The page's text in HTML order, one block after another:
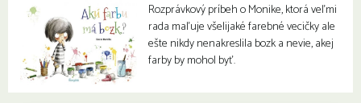
Rozprávkový príbeh o Monike, ktorá veľmi
rada maľuje všelijaké farebné vecičky ale
ešte nikdy nenakreslila bozk a nevie, akej
farby by mohol byť.